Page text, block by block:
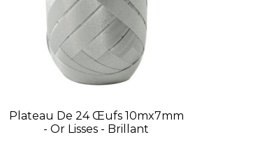
Plateau De 24 Œufs 10mx7mm
- Or Lisses - Brillant